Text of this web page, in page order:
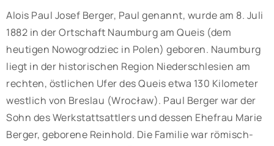
Alois Paul Josef Berger, Paul genannt, wurde am 8. Juli
1882 in der Ortschaft Naumburg am Queis (dem
heutigen Nowogrodziec in Polen) geboren. Naumburg
liegt in der historischen Region Niederschlesien am
rechten, östlichen Ufer des Queis etwa 130 Kilometer
westlich von Breslau (Wrocław). Paul Berger war der
Sohn des Werkstattsattlers und dessen Ehefrau Marie
Berger, geborene Reinhold. Die Familie war römisch-